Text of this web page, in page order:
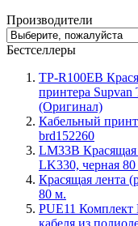
Производители
Бестселлеры
TP-R100EB
принтера Supvan
(Оригинал)
Кабельный
brd152260
LM33B Красящая
LK330, черная
Красящая лента
80 м.
PUE11 Комплект
кабеля из